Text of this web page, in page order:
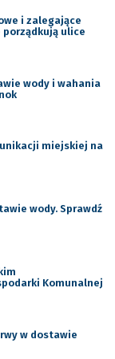
i zalegające
porządkują ulice
wody i wahania
miejskiej na
wody. Sprawdź
Komunalnej
w dostawie